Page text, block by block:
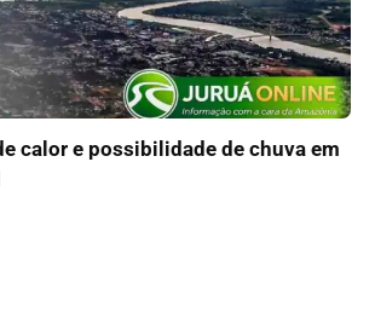
calor e possibilidade de chuva em